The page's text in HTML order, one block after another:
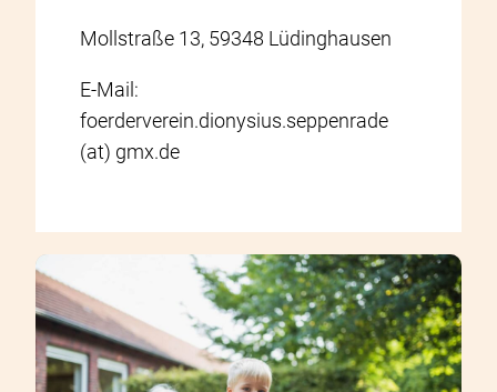
Mollstraße 13, 59348 Lüdinghausen
E-Mail:
foerderverein.dionysius.seppenrade
(at) gmx.de